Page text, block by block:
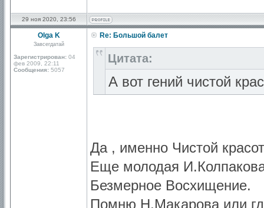
29 ноя 2020, 23:56
Olga K
Завсегдатай
Зарегистрирован: 04
фев 2009, 22:11
Сообщения: 5057
Re: Большой балет
Цитата:
А вот гений чистой
Да , именно Чистой
Еще молодая
Безмерное Восхищение.
Помню Н.Макарова или